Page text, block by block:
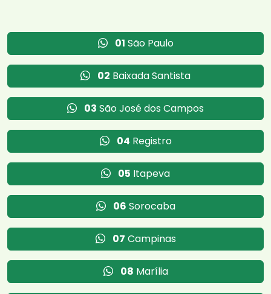
01 São Paulo
02 Baixada Santista
03 São José dos Campos
04 Registro
05 Itapeva
06 Sorocaba
07 Campinas
08 Marília